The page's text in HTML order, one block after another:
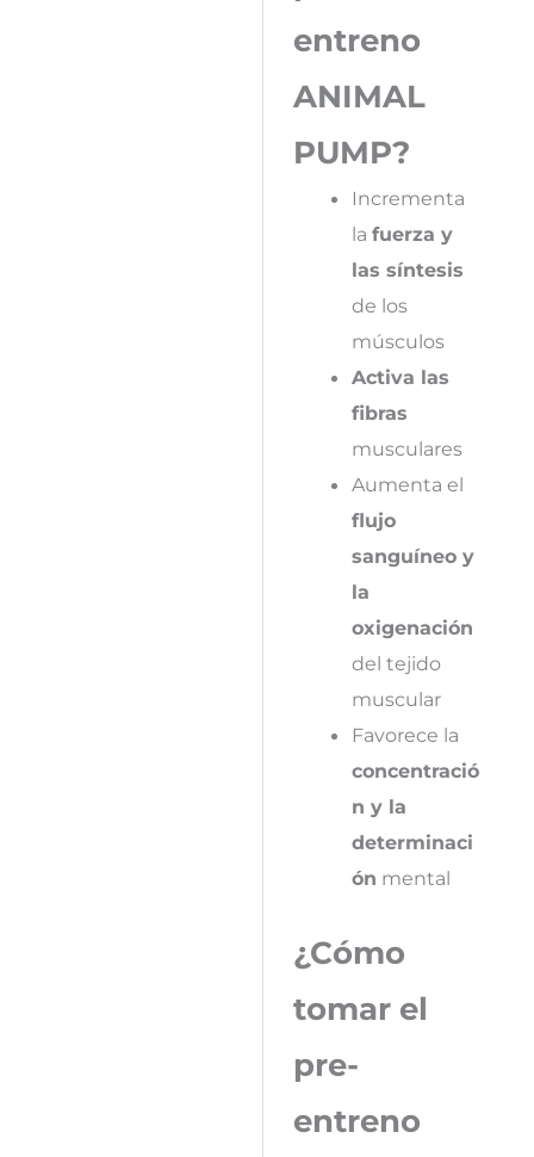
entreno
ANIMAL
PUMP?
Incrementa
la fuerza y
las síntesis
de los
músculos
Activa las
fibras
musculares
Aumenta el
flujo
sanguíneo y
la
oxigenación
del tejido
muscular
Favorece la
concentració
n y la
determinaci
ón mental
¿Cómo
tomar el
pre-
entreno